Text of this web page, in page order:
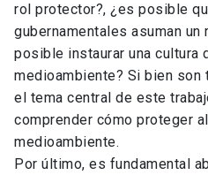
rol protector?, ¿es posible
gubernamentales asuman un
posible instaurar una cultura
medioambiente? Si bien son
el tema central de este
comprender cómo proteger al
medioambiente.
Por último, es fundamental